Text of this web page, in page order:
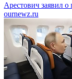
Арестович заявил
ournewz.ru